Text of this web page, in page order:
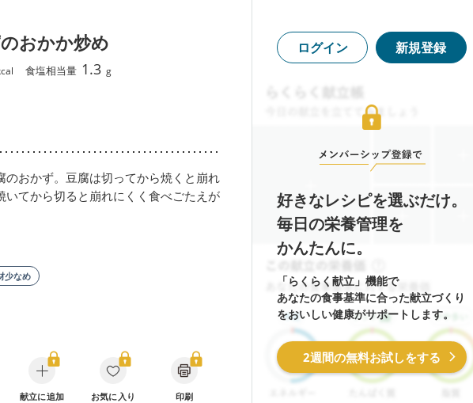
おかか炒め
食塩相当量 1.3 g
のおかず。豆腐は切ってから焼くと崩れ
いてから切ると崩れにくく食べごたえが
少なめ
献立に追加 お気に入り 印刷
ログイン 新規登録
好きなレシピを選ぶだけ。
毎日の栄養管理を
かんたんに。
「らくらく献立」機能で
あなたの食事基準に合った献立づくり
をおいしい健康がサポートします。
2週間の無料お試しをする